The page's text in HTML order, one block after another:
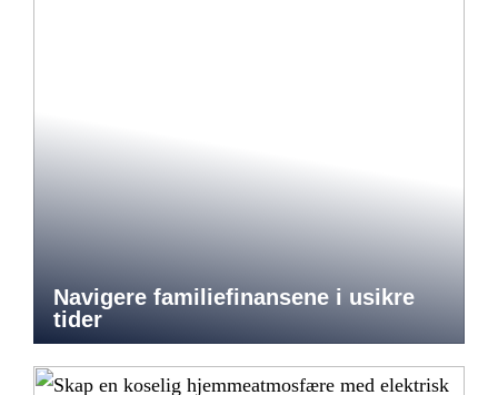
Navigere familiefinansene i usikre
tider